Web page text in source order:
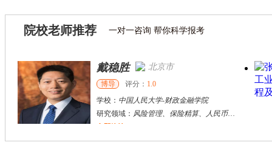
院校老师推荐 一对一咨询 帮你科学报考
戴稳胜 北京市
博导 评分： 1.0
学校： 中国人民大学-财政金融学院
研究领域： 风险管理、保险精算、人民币国际化
立即咨询
陈传红 武汉市